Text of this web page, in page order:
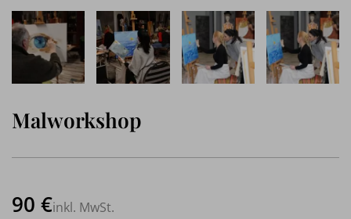
Malworkshop
90 €inkl. MwSt.